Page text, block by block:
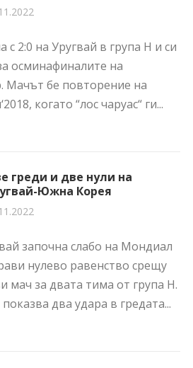
с 2:0 на Уругвай в група H и си
осминафиналите на
Мачът бе повторение на
когато “лос чаруас“ ги...
греди и две нули на
Южна Корея
започна слабо на Мондиал
нулево равенство срещу
за двата тима от група Н.
два удара в гредата...